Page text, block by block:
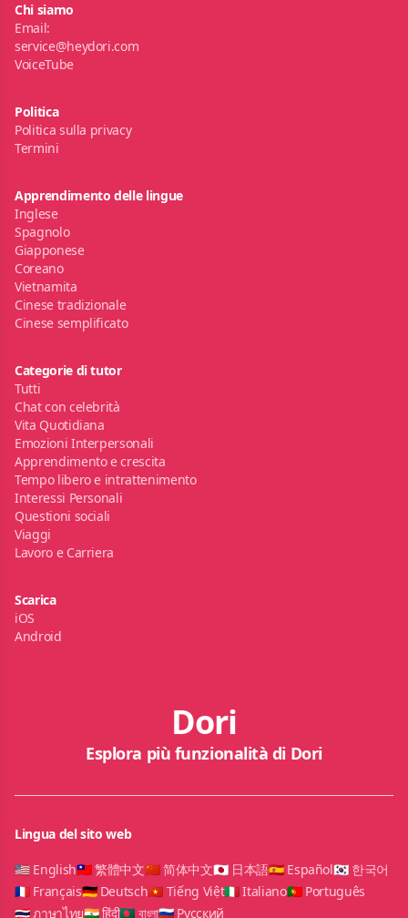
Chi siamo
Email:
service@heydori.com
VoiceTube
Politica
Politica sulla privacy
Termini
Apprendimento delle lingue
Inglese
Spagnolo
Giapponese
Coreano
Vietnamita
Cinese tradizionale
Cinese semplificato
Categorie di tutor
Tutti
Chat con celebrità
Vita Quotidiana
Emozioni Interpersonali
Apprendimento e crescita
Tempo libero e intrattenimento
Interessi Personali
Questioni sociali
Viaggi
Lavoro e Carriera
Scarica
iOS
Android
Dori
Esplora più funzionalità di Dori
Lingua del sito web
🇺🇸 English🇹🇼 繁體中文🇨🇳 简体中文🇯🇵 日本語🇪🇸 Español🇰🇷 한국어
🇫🇷 Français🇩🇪 Deutsch🇻🇳 Tiếng Việt🇮🇹 Italiano🇵🇹 Português
🇹🇭 ภาษาไทย🇮🇳 हिंदी🇧🇩 বাংলা🇷🇺 Русский